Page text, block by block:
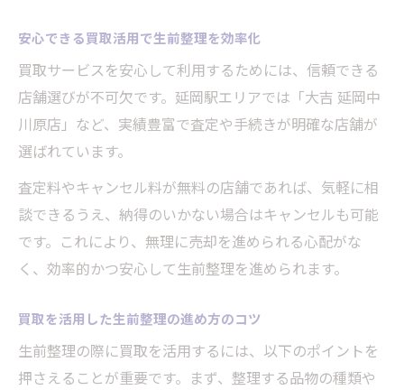
買取の流れと査定ポイントを詳しく解説
価値ある品物を丁寧に扱う買取の特徴
買取サービスで大切な品の価値を見極める
方法
査定から現金化まで買取の安心ステップ
買取の流れを知って大切な品を守るコツ
信頼できる買取サービス選びの秘訣
信頼できる買取サービスの選び方を解説
安心して任せられる買取業者の特徴とは
買取サービス選びで失敗しないチェックポ
イント
丁寧な買取対応で信頼性を見極める方法
安心できる買取活用で生前整理を効率化
買取サービスを安心して利用するためには、信頼できる
店舗選びが不可欠です。延岡駅エリアでは「大吉 延岡中
川原店」など、実績豊富で査定や手続きが明確な店舗が
選ばれています。
査定料やキャンセル料が無料の店舗であれば、気軽に相
談できるうえ、納得のいかない場合はキャンセルも可能
です。これにより、無理に売却を進められる心配がな
く、効率的かつ安心して生前整理を進められます。
買取を活用した生前整理の進め方のコツ
生前整理の際に買取を活用するには、以下のポイントを
押さえることが重要です。まず、整理する品物の種類や